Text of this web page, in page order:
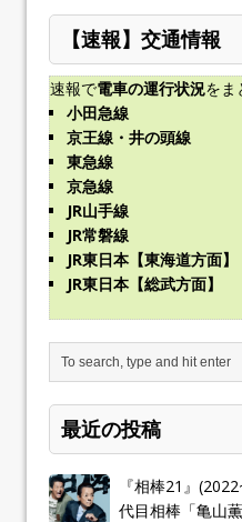
【速報】交通情報
速報で電車の運行状況をま
小田急線
京王線・井の頭線
東急線
京急線
JR山手線
JR常磐線
JR東日本【東海道方面】
JR東日本【総武方面】
最近の投稿
『相棒21』
代目相棒「亀山